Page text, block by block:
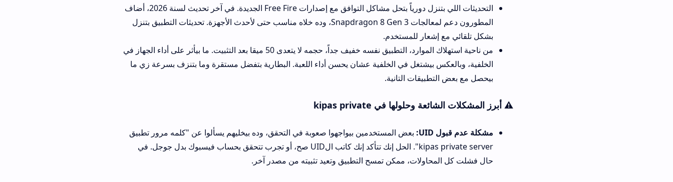
التحديثات اللي بتنزل دورياً بتحل مشاكل التوافق مع إصدارات Free Fire الجديدة. في آخر تحديث لسنة 2026، أضاف
المطورون دعم لمعالجات Snapdragon 8 Gen 3، وده خلاه مناسب حتى لأحدث الأجهزة. تحديثات التطبيق بتنزل
بشكل تلقائي مع إشعار للمستخدم.
من ناحية استهلاك الموارد، التطبيق نفسه خفيف جداً، حجمه لا يتعدى 50 ميقا بعد التثبيت. ما بيأثر على أداء الجهاز في
الخلفية، وبالعكس بيشتغل في الخلفية عشان يحسن أداء اللعبة. البطارية بتفضل مستقرة وما بتنزف بسرعة زي ما
بيحصل مع بعض التطبيقات التانية.
⚠️ أبرز المشكلات الشائعة وحلولها في kipas private
مشكلة عدم قبول UID:
بعض المستخدمين بيواجهوا صعوبة في التحقق، وده بيخليهم يسألوا عن "كلمه مرور تطبيق
kipas private server". الحل إنك تتأكد إنك كاتب الUID صح، أو تجرب تتحقق بحساب فيسبوك بدل جوجل. في
حال فشلت كل المحاولات، ممكن تمسح التطبيق وتعيد تثبيته من مصدر آخر.